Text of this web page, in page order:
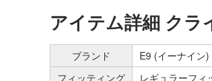
アイテム詳細 クラ
ブランド
E9 (イーナイン)
フィッティング
レギュラーフィ